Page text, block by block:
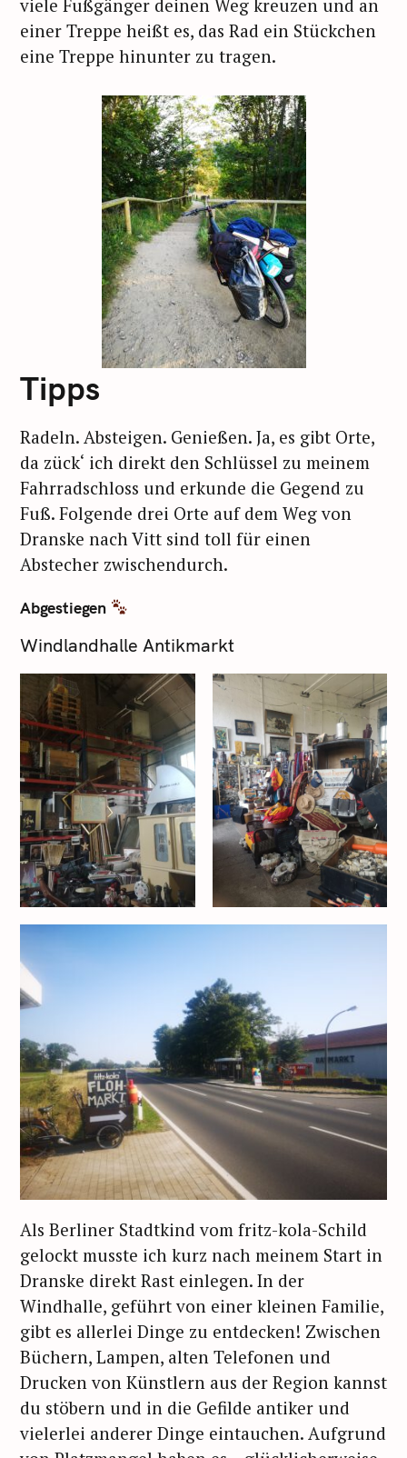
viele Fußgänger deinen Weg kreuzen und an
einer Treppe heißt es, das Rad ein Stückchen
eine Treppe hinunter zu tragen.
Tipps
Radeln. Absteigen. Genießen. Ja, es gibt Orte,
da zück‘ ich direkt den Schlüssel zu meinem
Fahrradschloss und erkunde die Gegend zu
Fuß. Folgende drei Orte auf dem Weg von
Dranske nach Vitt sind toll für einen
Abstecher zwischendurch.
Abgestiegen
Windlandhalle Antikmarkt
Als Berliner Stadtkind vom fritz-kola-Schild
gelockt musste ich kurz nach meinem Start in
Dranske direkt Rast einlegen. In der
Windhalle, geführt von einer kleinen Familie,
gibt es allerlei Dinge zu entdecken! Zwischen
Büchern, Lampen, alten Telefonen und
Drucken von Künstlern aus der Region kannst
du stöbern und in die Gefilde antiker und
vielerlei anderer Dinge eintauchen. Aufgrund